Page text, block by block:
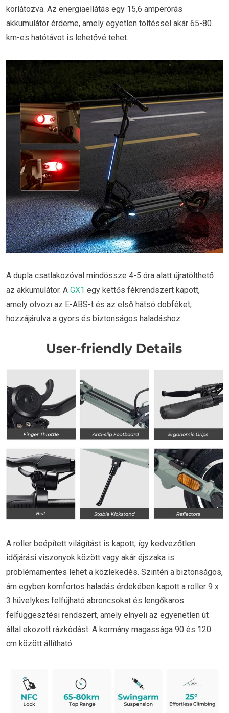
korlátozva. Az energiaellátás egy 15,6 amperórás
akkumulátor érdeme, amely egyetlen töltéssel akár 65-80
km-es hatótávot is lehetővé tehet.
A dupla csatlakozóval mindössze 4-5 óra alatt újratölthető
az akkumulátor. A GX1 egy kettős fékrendszert kapott,
amely ötvözi az E-ABS-t és az első hátsó dobféket,
hozzájárulva a gyors és biztonságos haladáshoz.
A roller beépített világítást is kapott, így kedvezőtlen
időjárási viszonyok között vagy akár éjszaka is
problémamentes lehet a közlekedés. Szintén a biztonságos,
ám egyben komfortos haladás érdekében kapott a roller 9 x
3 hüvelykes felfújható abroncsokat és lengőkaros
felfüggesztési rendszert, amely elnyeli az egyenetlen út
által okozott rázkódást. A kormány magassága 90 és 120
cm között állítható.